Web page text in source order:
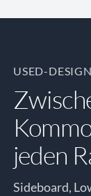
USED-
jeden
Sideboard,